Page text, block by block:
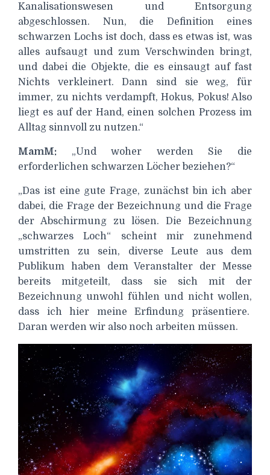
Kanalisationswesen und Entsorgung
abgeschlossen. Nun, die Definition eines
schwarzen Lochs ist doch, dass es etwas ist, was
alles aufsaugt und zum Verschwinden bringt,
und dabei die Objekte, die es einsaugt auf fast
Nichts verkleinert. Dann sind sie weg, für
immer, zu nichts verdampft, Hokus, Pokus! Also
liegt es auf der Hand, einen solchen Prozess im
Alltag sinnvoll zu nutzen.“
MamM: „Und woher werden Sie die
erforderlichen schwarzen Löcher beziehen?“
„Das ist eine gute Frage, zunächst bin ich aber
dabei, die Frage der Bezeichnung und die Frage
der Abschirmung zu lösen. Die Bezeichnung
„schwarzes Loch“ scheint mir zunehmend
umstritten zu sein, diverse Leute aus dem
Publikum haben dem Veranstalter der Messe
bereits mitgeteilt, dass sie sich mit der
Bezeichnung unwohl fühlen und nicht wollen,
dass ich hier meine Erfindung präsentiere.
Daran werden wir also noch arbeiten müssen.